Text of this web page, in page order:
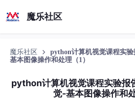
魔乐社区
魔乐社区
python计算机视觉课程实
基本图像操作和处理（1）
python计算机视觉课程实验报
觉-基本图像操作和处